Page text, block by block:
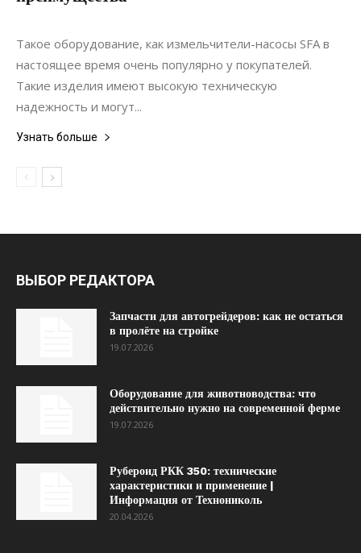
Такое оборудование, как измельчители-насосы SFA в
настоящее время очень популярно у покупателей.
Такие изделия имеют высокую техническую
надежность и могут...
Узнать больше
ВЫБОР РЕДАКТОРА
Запчасти для автогрейдеров: как не остаться
в пролёте на стройке
19.07.2026
Оборудование для животноводства: что
действительно нужно на современной ферме
19.07.2026
Рубероид РКК 350: технические
характеристики и применение |
Информация от Технониколь
20.04.2026